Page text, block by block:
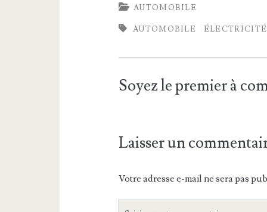
AUTOMOBILE
AUTOMOBILE ÉLECTRICITÉ
Soyez le premier à
Laisser un
Votre adresse e-mail ne sera pas